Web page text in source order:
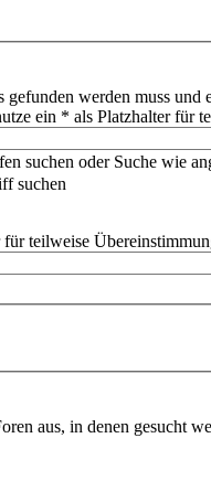
gefunden werden muss und
ein * als Platzhalter für
suchen oder Suche wie
suchen
teilweise
aus, in denen gesucht